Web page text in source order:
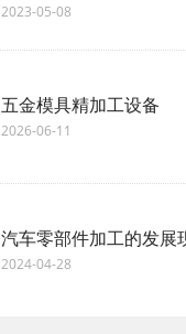
2023-05-08
五金模具精加工设备
2026-06-11
汽车零部件加工的发展
2024-04-28